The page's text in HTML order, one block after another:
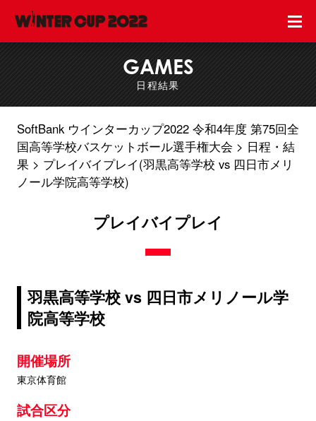
GAMES
日程結果
SoftBank ウインターカップ2022 令和4年度 第75回全
国高等学校バスケットボール選手権大会
日程・結
果
プレイバイプレイ(羽黒高等学校 vs 四日市メリ
ノール学院高等学校)
プレイバイプレイ
羽黒高等学校 vs 四日市メリノール学
院高等学校
開催場所
東京体育館
試合区分